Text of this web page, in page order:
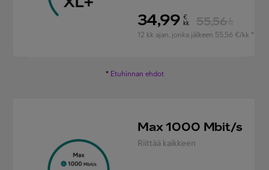
34,99 €
kk
55,56
12 kk ajan, jonka jälkeen 55,56 €/kk *
* Etuhinnan ehdot
Max 1000 Mbit/s
Riittää kaikkeen